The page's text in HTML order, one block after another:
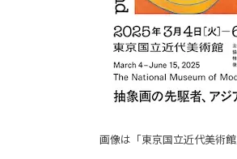
画像は「東京国立近代美術館